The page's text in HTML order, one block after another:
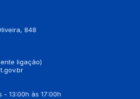
848
ligação)
- 13:00h às 17:00h